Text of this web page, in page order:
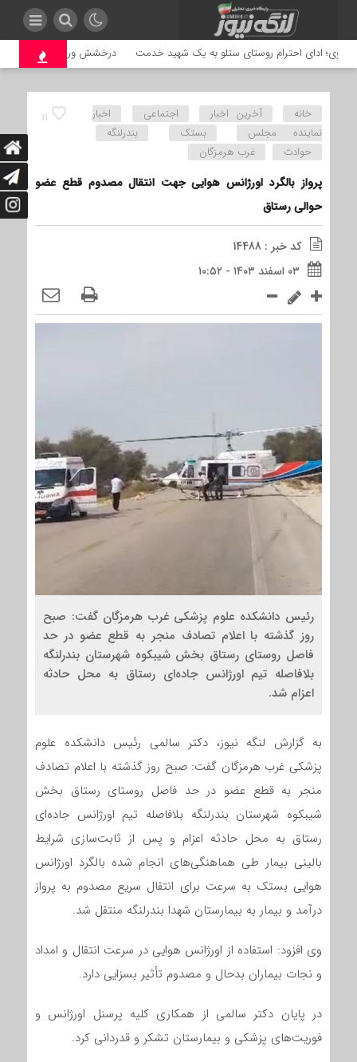
ادای احترام روستای ستلو به یک شهید خدمت درخشش ورزشکاران بندرلنگه
11 خانه آخرین اخبار اجتماعی
اخبار
نماینده مجلس
بستک
بندرلنگه
حوادث
غرب هرمزگان
پرواز بالگرد اورژانس هوایی جهت انتقال مصدوم قطع عضو
حوالی رستاق
کد خبر : 14488
۰۳ اسفند ۱۴۰۳ - ۱۰:۵۲
رئیس دانشکده علوم پزشکی غرب هرمزگان گفت: صبح
روز گذشته با اعلام تصادف منجر به قطع عضو در حد
فاصل روستای رستاق بخش شیبکوه شهرستان بندرلنگه
بلافاصله تیم اورژانس جاده‌ای رستاق به محل حادثه
اعزام شد.
به گزارش لنگه نیوز، دکتر سالمی رئیس دانشکده علوم
پزشکی غرب هرمزگان گفت: صبح روز گذشته با اعلام تصادف
منجر به قطع عضو در حد فاصل روستای رستاق بخش
شیبکوه شهرستان بندرلنگه بلافاصله تیم اورژانس جاده‌ای
رستاق به محل حادثه اعزام و پس از ثابت‌سازی شرایط
بالینی بیمار طی هماهنگی‌های انجام شده بالگرد اورژانس
هوایی بستک به سرعت برای انتقال سریع مصدوم به پرواز
درآمد و بیمار به بیمارستان شهدا بندرلنگه منتقل شد.
وی افزود: استفاده از اورژانس هوایی در سرعت انتقال و امداد
و نجات بیماران بدحال و مصدوم تأثیر بسزایی دارد.
در پایان دکتر سالمی از همکاری کلیه پرسنل اورژانس و
فوریت‌های پزشکی و بیمارستان تشکر و قدردانی کرد.